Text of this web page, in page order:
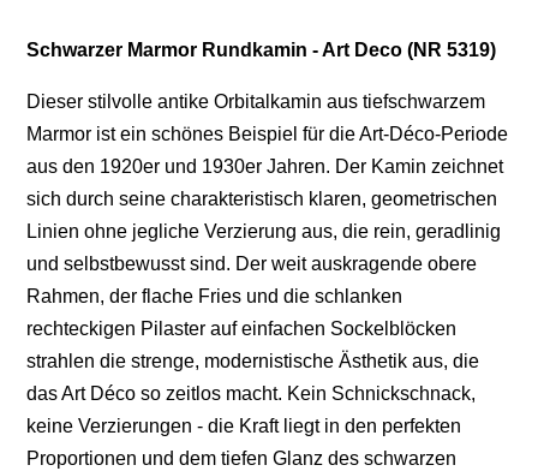
Schwarzer Marmor Rundkamin - Art Deco (NR 5319)
Dieser stilvolle antike Orbitalkamin aus tiefschwarzem
Marmor ist ein schönes Beispiel für die Art-Déco-Periode
aus den 1920er und 1930er Jahren. Der Kamin zeichnet
sich durch seine charakteristisch klaren, geometrischen
Linien ohne jegliche Verzierung aus, die rein, geradlinig
und selbstbewusst sind. Der weit auskragende obere
Rahmen, der flache Fries und die schlanken
rechteckigen Pilaster auf einfachen Sockelblöcken
strahlen die strenge, modernistische Ästhetik aus, die
das Art Déco so zeitlos macht. Kein Schnickschnack,
keine Verzierungen - die Kraft liegt in den perfekten
Proportionen und dem tiefen Glanz des schwarzen